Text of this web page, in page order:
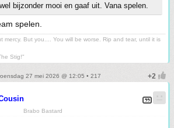
bijzonder mooi en gaaf uit. Vana spelen.
spelen.
mercy. But you.... You will be worse. Rip and tear, until it is
Stig!"
27 mei 2026 @ 12:05 • 217
Brabo Bastard